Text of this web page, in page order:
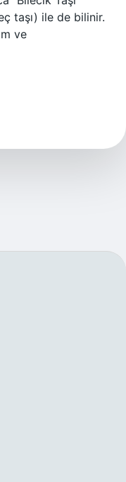
taşı) ile de bilinir.
ve